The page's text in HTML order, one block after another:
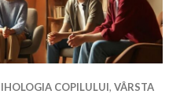
COPILULUI,VÂRSTA